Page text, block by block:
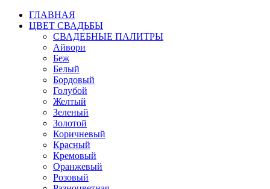
ГЛАВНАЯ
ЦВЕТ СВАДЬБЫ
СВАДЕБНЫЕ ПАЛИТРЫ
Айвори
Беж
Белый
Бордовый
Голубой
Желтый
Зеленый
Золотой
Коричневый
Красный
Кремовый
Оранжевый
Розовый